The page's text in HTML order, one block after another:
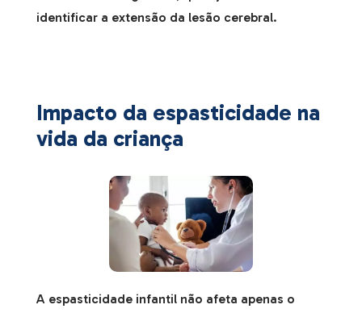
identificar a extensão da lesão cerebral.
Impacto da espasticidade na
vida da criança
A espasticidade infantil não afeta apenas o